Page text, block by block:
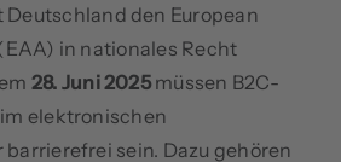
den European
in nationales Recht
28. Juni 2025müssen B2C-
elektronischen
sein. Dazu gehören